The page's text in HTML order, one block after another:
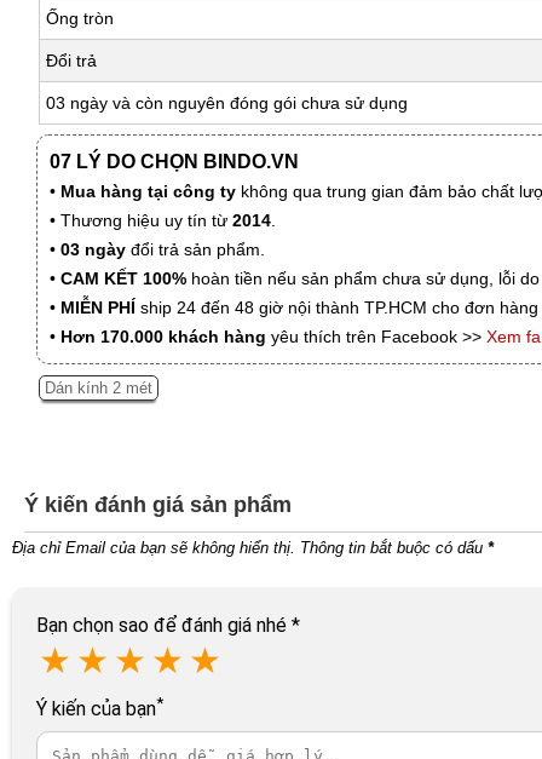
Ống tròn
Đổi trả
03 ngày và còn nguyên đóng gói chưa sử dụng
07 LÝ DO CHỌN BINDO.VN
• Mua hàng tại công ty không qua trung gian đảm bảo chất
• Thương hiệu uy tín từ 2014.
• 03 ngày đổi trả sản phẩm.
• CAM KẾT 100% hoàn tiền nếu sản phẩm chưa sử dụng, lỗi
• MIỄN PHÍ ship 24 đến 48 giờ nội thành TP.HCM cho đơn
• Hơn 170.000 khách hàng yêu thích trên Facebook >> Xem
Dán kính 2 mét
Ý kiến đánh giá sản phẩm
Địa chỉ Email của bạn sẽ không hiển thị. Thông tin bắt buộc có dấu *
Bạn chọn sao để đánh giá nhé *
★ ★ ★ ★ ★
Ý kiến của bạn*